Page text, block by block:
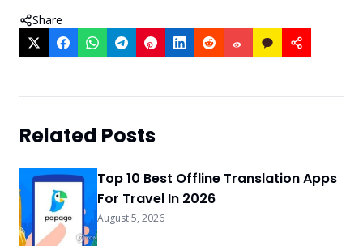
Share
Related Posts
Top 10 Best Offline Translation Apps
For Travel In 2026
August 5, 2026